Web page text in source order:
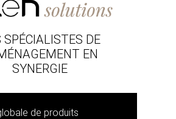
SPÉCIALISTES DE
EN
SYNERGIE
de produits